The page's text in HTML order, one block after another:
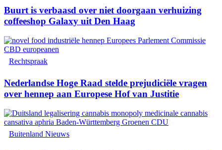
Buurt is verbaasd over niet doorgaan verhuizing
coffeeshop Galaxy uit Den Haag
Rechtspraak
Nederlandse Hoge Raad stelde prejudiciële vragen
over hennep aan Europese Hof van Justitie
Buitenland Nieuws